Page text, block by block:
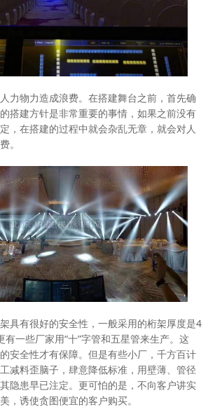
力物力造成浪费。在搭建舞台之前，首先确
搭建方针是非常重要的事情，如果之前没有
，在搭建的过程中就会杂乱无章，就会对人
。
具有很好的安全性，一般采用的桁架厚度是4
有一些厂家用“十”字管和五星管来生产。这
安全性才有保障。但是有些小厂，千方百计
减料歪脑子，肆意降低标准，用壁薄、管径
隐患早已注定。更可怕的是，不向客户讲实
，诱使贪图便宜的客户购买。